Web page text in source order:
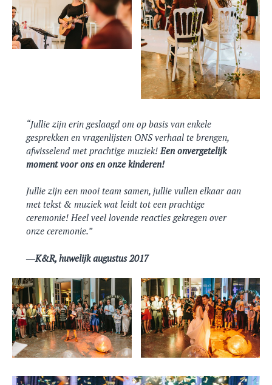
Jullie zijn erin geslaagd om op basis van enkele
gesprekken en vragenlijsten ONS verhaal te brengen,
afwisselend met prachtige muziek! Een onvergetelijk
moment voor ons en onze kinderen!
Jullie zijn een mooi team samen, jullie vullen elkaar aan
met tekst & muziek wat leidt tot een prachtige
ceremonie! Heel veel lovende reacties gekregen over
onze ceremonie.”
K&R, huwelijk augustus 2017